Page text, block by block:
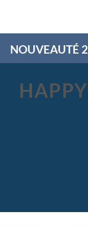
NOUVEAUTÉ
HAPPY